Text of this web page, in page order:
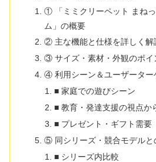
① 「ミミクリーペット まね
ム」の概要
② 主な機能と仕様を詳しく解
③ サイズ・素材・外観のポイ
④ 利用シーン＆ユーザーター
■ 家庭での遊びシーン
■ 教育・発達支援の視点か
■ プレゼント・ギフト需要
⑤ 同シリーズ・競合モデルと
■ シリーズ内比較